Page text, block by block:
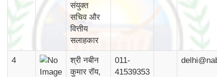
संयुक्त
सचिव और
वित्तीय
सलाहकार
4
श्री नबीन
कुमार रॉय,
011-
41539353